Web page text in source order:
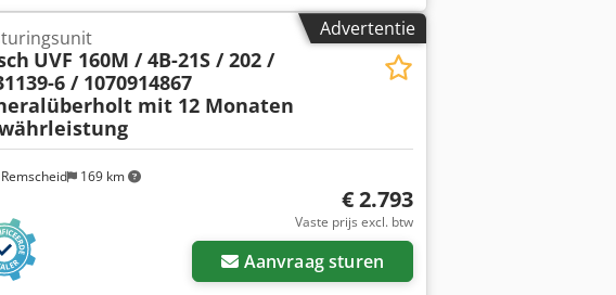
Advertentie
169 km
UVF 160M / 4B-21S / 202 /
6 / 1070914867
mit 12 Monaten
€ 2.793
Vaste prijs excl. btw
Aanvraag sturen